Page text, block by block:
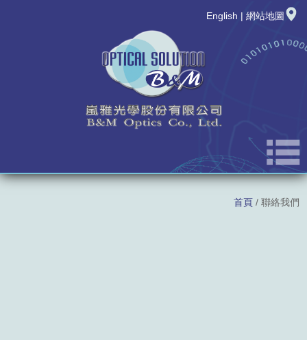
English | 網站地圖
首頁/ 聯絡我們